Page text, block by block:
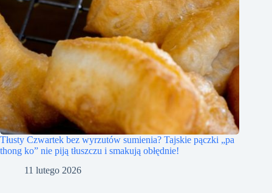
Tłusty Czwartek bez wyrzutów sumienia? Tajskie pączki „pa
thong ko” nie piją tłuszczu i smakują obłędnie!
11 lutego 2026